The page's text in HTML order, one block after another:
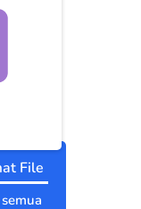
File